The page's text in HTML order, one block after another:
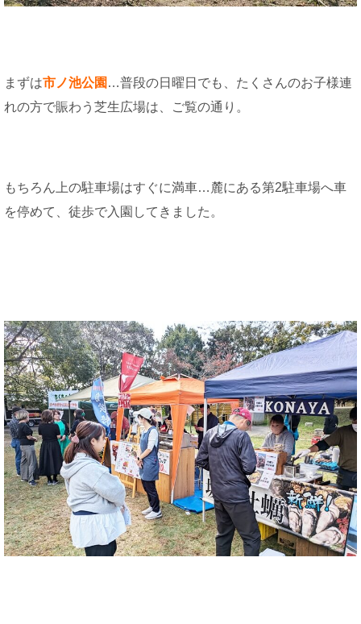
まずは市ノ池公園 …普段の日曜日でも、たくさんのお子様連
れの方で賑わう芝生広場は、ご覧の通り。
もちろん上の駐車場はすぐに満車…麓にある第2駐車場へ車
を停めて、徒歩で入園してきました。